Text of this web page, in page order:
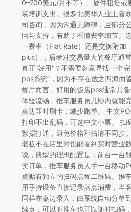
0–200美元/月不等）、硬件租赁或
装培训支出。很多北美华人业主喜
司咨询，因为沟通无障碍，且部分
同与支持，有助于看懂费率细节。
一费率（Flat Rate）还是交换附加
plus），后者对交易量大的餐厅通
真正“好用”？不需要刻意寻找一个
pos系统”，因为不存在放之四海而
餐厅而言，好用的饭店pos通常具
体验流畅，推车服务员几秒内就能
桌边即时刷卡，减少跑单。 中文
打印不出乱码，可选中文小票。 扫
数据打通，避免价格和沽清不同步
老板不在店里时也能看到实时营业
说，典型的理想配置是：前台一台
卖订单，推车服务员人手一台移动
桌贴有独立的扫码点餐二维码。推
用手持设备直接记录蒸点消费，当
同样在桌边录入，由系统自动分单
续点，可以叫推车也可以随时扫码